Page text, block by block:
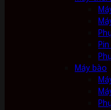
Máy bào